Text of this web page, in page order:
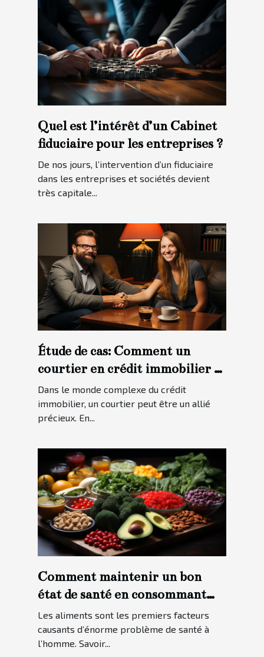
Quel est l’intérêt d’un Cabinet
fiduciaire pour les entreprises ?
De nos jours, l’intervention d’un fiduciaire
dans les entreprises et sociétés devient
très capitale...
Étude de cas: Comment un
courtier en crédit immobilier a
aidé un client à obtenir le
meilleur taux possible
Dans le monde complexe du crédit
immobilier, un courtier peut être un allié
précieux. En...
Comment maintenir un bon
état de santé en consommant
des aliments sains ?
Les aliments sont les premiers facteurs
causants d’énorme problème de santé à
l’homme. Savoir...